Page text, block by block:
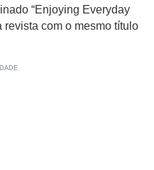
“Enjoying Everyday
revista com o mesmo título